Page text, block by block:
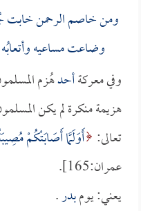
ومن خاصم الرحمن خابت
وضاعت مساعيه
وفي معركةأحدهُزم
هزيمة منكرة لم يكن
تعالى: أَوَلَمَّا أَصَابَتْكُمْ
عمران:165].
يعني: يومبدر.